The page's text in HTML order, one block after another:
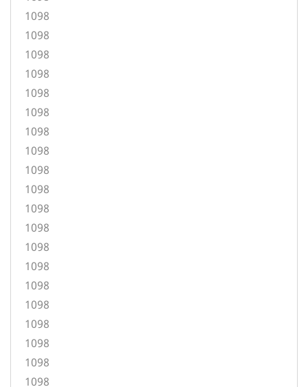
1098
1098
1098
1098
1098
1098
1098
1098
1098
1098
1098
1098
1098
1098
1098
1098
1098
1098
1098
1098